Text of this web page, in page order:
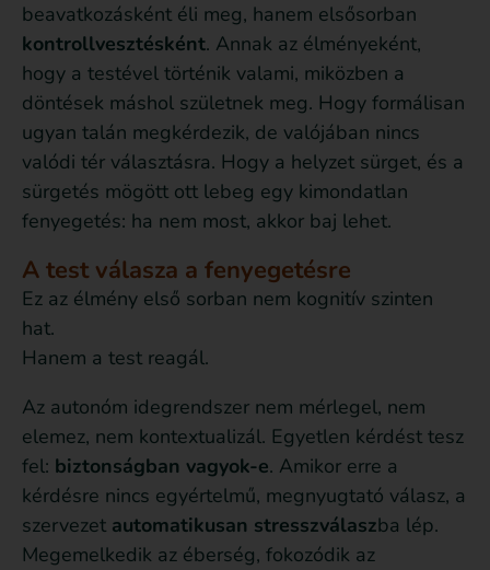
beavatkozásként éli meg, hanem elsősorban
kontrollvesztésként. Annak az élményeként,
hogy a testével történik valami, miközben a
döntések máshol születnek meg. Hogy formálisan
ugyan talán megkérdezik, de valójában nincs
valódi tér választásra. Hogy a helyzet sürget, és a
sürgetés mögött ott lebeg egy kimondatlan
fenyegetés: ha nem most, akkor baj lehet.
A test válasza a fenyegetésre
Ez az élmény első sorban nem kognitív szinten
hat.
Hanem a test reagál.
Az autonóm idegrendszer nem mérlegel, nem
elemez, nem kontextualizál. Egyetlen kérdést tesz
fel: biztonságban vagyok-e. Amikor erre a
kérdésre nincs egyértelmű, megnyugtató válasz, a
szervezet automatikusan stresszválaszba lép.
Megemelkedik az éberség, fokozódik az